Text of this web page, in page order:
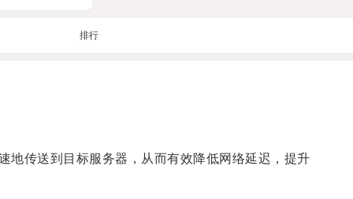
排行
传送到目标服务器，从而有效降低网络延迟，提升